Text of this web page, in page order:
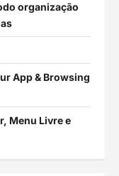
organização
App & Browsing
Menu Livre e